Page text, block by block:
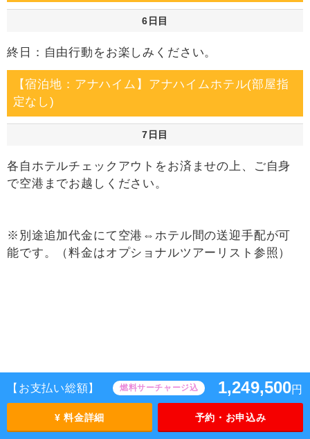
【お支払い総額】 燃料サーチャージ込 1,249,500円
¥ 料金詳細 予約・お申込み
6日目
終日：自由行動をお楽しみください。
【宿泊地：アナハイム】アナハイムホテル(部屋指
定なし)
7日目
各自ホテルチェックアウトをお済ませの上、ご自身
で空港までお越しください。
※別途追加代金にて空港⇔ホテル間の送迎手配が可
能です。（料金はオプショナルツアーリスト参照）
11:25 ロサンゼルス発
ユナイテッド航空 UA39便（プレミアムエコノミー）